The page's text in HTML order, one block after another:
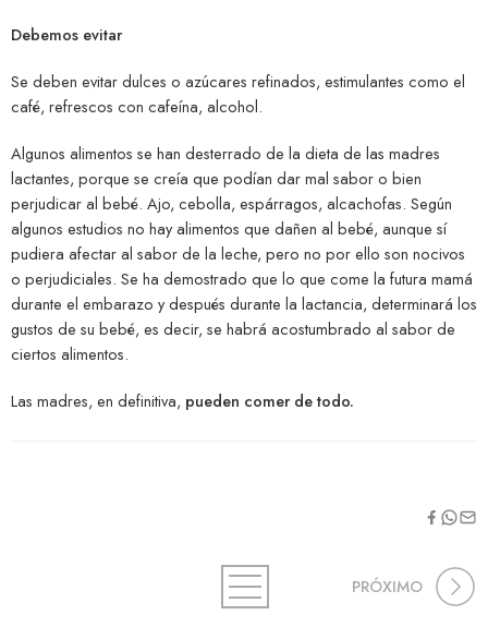
Debemos evitar
Se deben evitar dulces o azúcares refinados, estimulantes como el
café, refrescos con cafeína, alcohol.
Algunos alimentos se han desterrado de la dieta de las madres
lactantes, porque se creía que podían dar mal sabor o bien
perjudicar al bebé. Ajo, cebolla, espárragos, alcachofas. Según
algunos estudios no hay alimentos que dañen al bebé, aunque sí
pudiera afectar al sabor de la leche, pero no por ello son nocivos
o perjudiciales. Se ha demostrado que lo que come la futura mamá
durante el embarazo y después durante la lactancia, determinará los
gustos de su bebé, es decir, se habrá acostumbrado al sabor de
ciertos alimentos.
Las madres, en definitiva, pueden comer de todo.
PRÓXIMO